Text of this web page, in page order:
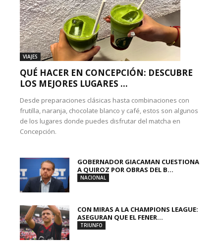
VIAJES
QUÉ HACER EN CONCEPCIÓN: DESCUBRE
LOS MEJORES LUGARES ...
Desde preparaciones clásicas hasta combinaciones con
frutilla, naranja, chocolate blanco y café, estos son algunos
de los lugares donde puedes disfrutar del matcha en
Concepción.
GOBERNADOR GIACAMAN CUESTIONA
A QUIROZ POR OBRAS DEL B...
NACIONAL
CON MIRAS A LA CHAMPIONS LEAGUE:
ASEGURAN QUE EL FENER...
TRIUNFO